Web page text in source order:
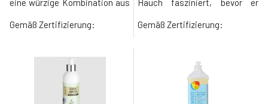
eine würzige Kombination aus
Pfeffer über, um schließlich
entfalten.Im täglichen Trubel
hüllt Sie dieser Unisex-Duft
Thunder in den Nebel des
Regenwaldes.D
Gemäß Zertifizierung:
Hauch fasziniert, bevor er
Herz aus betörendem Duft
holzige Akzente ergänzt, dank
derer Sie sich fühlen werden,
als ob Sie durch einen Park spa
Gemäß Zertifizierung: